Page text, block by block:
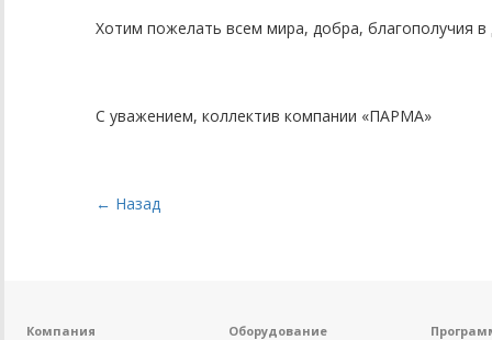
Хотим пожелать всем мира, добра, благополучия
С уважением, коллектив компании «ПАРМА»
← Назад
Компания
Оборудование